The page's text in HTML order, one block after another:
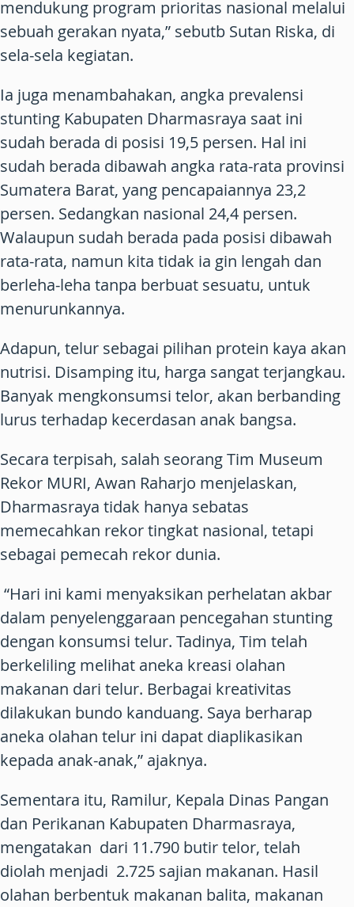
mendukung program prioritas nasional melalui
sebuah gerakan nyata,” sebutb Sutan Riska, di
sela-sela kegiatan.
Ia juga menambahakan, angka prevalensi
stunting Kabupaten Dharmasraya saat ini
sudah berada di posisi 19,5 persen. Hal ini
sudah berada dibawah angka rata-rata provinsi
Sumatera Barat, yang pencapaiannya 23,2
persen. Sedangkan nasional 24,4 persen.
Walaupun sudah berada pada posisi dibawah
rata-rata, namun kita tidak ia gin lengah dan
berleha-leha tanpa berbuat sesuatu, untuk
menurunkannya.
Adapun, telur sebagai pilihan protein kaya akan
nutrisi. Disamping itu, harga sangat terjangkau.
Banyak mengkonsumsi telor, akan berbanding
lurus terhadap kecerdasan anak bangsa.
Secara terpisah, salah seorang Tim Museum
Rekor MURI, Awan Raharjo menjelaskan,
Dharmasraya tidak hanya sebatas
memecahkan rekor tingkat nasional, tetapi
sebagai pemecah rekor dunia.
“Hari ini kami menyaksikan perhelatan akbar
dalam penyelenggaraan pencegahan stunting
dengan konsumsi telur. Tadinya, Tim telah
berkeliling melihat aneka kreasi olahan
makanan dari telur. Berbagai kreativitas
dilakukan bundo kanduang. Saya berharap
aneka olahan telur ini dapat diaplikasikan
kepada anak-anak,” ajaknya.
Sementara itu, Ramilur, Kepala Dinas Pangan
dan Perikanan Kabupaten Dharmasraya,
mengatakan dari 11.790 butir telor, telah
diolah menjadi 2.725 sajian makanan. Hasil
olahan berbentuk makanan balita, makanan